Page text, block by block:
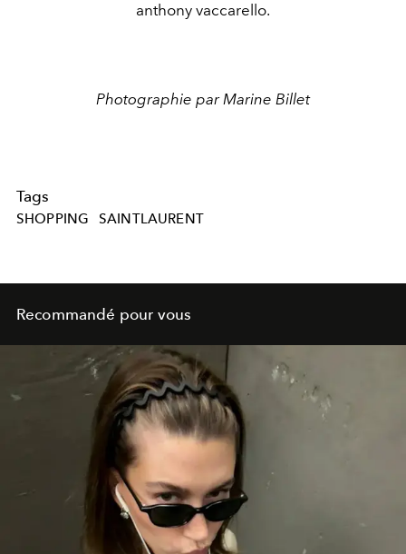
anthony vaccarello.
Photographie par Marine Billet
Tags
SHOPPING SAINTLAURENT
Recommandé pour vous